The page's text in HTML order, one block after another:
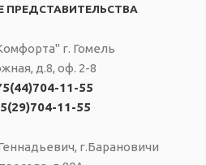
не менее 10 лет
Вес, кг
2,7 кг
Длина
1480 мм
Ширина
ПРЕДСТАВИТЕЛЬСТВА
г. Гомель
д.8, оф. 2-8
11-55
11-55
г.Барановичи